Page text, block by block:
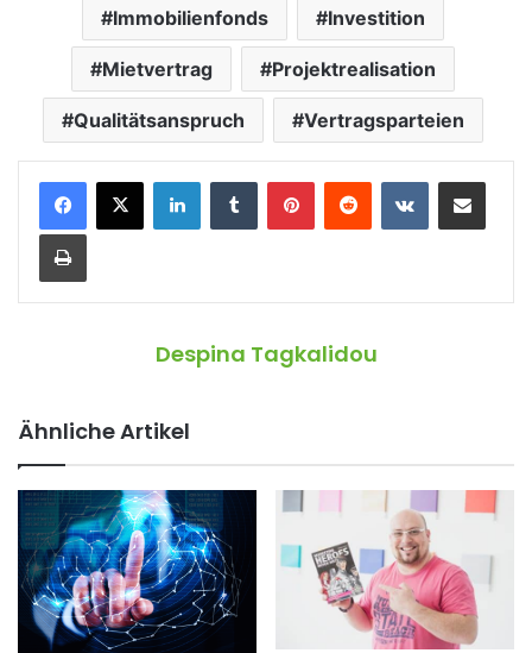
Immobilienfonds Investition
Mietvertrag Projektrealisation
Qualitätsanspruch Vertragsparteien
Despina Tagkalidou
Ähnliche Artikel